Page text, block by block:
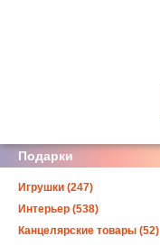
Подарки
Игрушки (247)
Интерьер (538)
Канцелярские товары (52)